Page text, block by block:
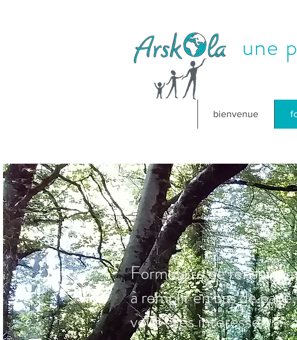
une
bienvenue
Formulaire de
à remplir en bas de
vous êtes intéressé :